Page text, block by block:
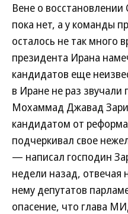
Вене о
пока нет, а у команды
осталось не так много
президента Ирана
кандидатов еще
в Иране не раз
Мохаммад Джавад
кандидатом от
подчеркивал свое
— написал господин
недели назад, отвечая
нему депутатов
опасение, что глава